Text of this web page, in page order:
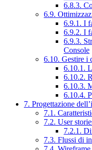
6.8.3.
6.9.
6.9.1. I
6.9.2. I
6.9.3.
Console
6.10. Gestire i
6.10.1.
6.10.2.
6.10.3.
6.10.4.
7. Progettazione
7.1.
7.2. User
7.2.1.
7.3. Flussi di